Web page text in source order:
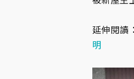
延伸閱讀：
明